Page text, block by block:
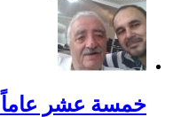
خمسة عشر عاماً